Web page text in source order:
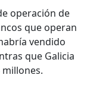
operación de
que operan
vendido
que Galicia